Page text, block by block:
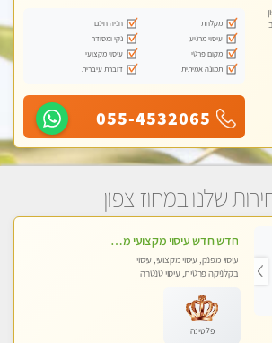
מקלחת
חניה חינם
עיסוי מרגיע
נקי ומסודר
מקום פרטי
עיסוי מקצועי
תמונה אמיתית
דוברת עיברית
055-4532065
שלנו במחוז צפון
חדש חדש עיסוי מקצועי מפנק עיסוי עם אבנים חמות. מעסה עם תעודות. טיפול מרגיע משוחרר באווירה נעימה נקיה ומסודרת
עיסוי מפנק, עיסוי מקצועי, עיסוי
בקלניקה פרטית, עיסוי טנטרה
פלטינה